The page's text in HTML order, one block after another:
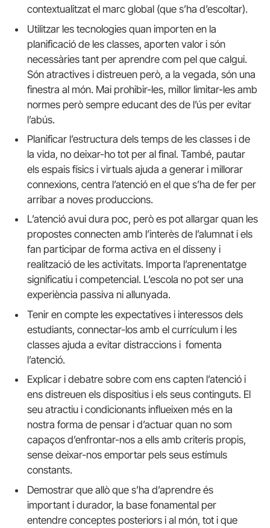
contextualitzat el marc global (que s’ha d’escoltar).
Utilitzar les tecnologies quan importen en la
planificació de les classes, aporten valor i són
necessàries tant per aprendre com pel que calgui.
Són atractives i distreuen però, a la vegada, són una
finestra al món. Mai prohibir-les, millor limitar-les amb
normes però sempre educant des de l’ús per evitar
l’abús.
Planificar l’estructura dels temps de les classes i de
la vida, no deixar-ho tot per al final. També, pautar
els espais físics i virtuals ajuda a generar i millorar
connexions, centra l’atenció en el que s’ha de fer per
arribar a noves produccions.
L’atenció avui dura poc, però es pot allargar quan les
propostes connecten amb l’interès de l’alumnat i els
fan participar de forma activa en el disseny i
realització de les activitats. Importa l’aprenentatge
significatiu i competencial. L’escola no pot ser una
experiència passiva ni allunyada.
Tenir en compte les expectatives i interessos dels
estudiants, connectar-los amb el currículum i les
classes ajuda a evitar distraccions i fomenta
l’atenció.
Explicar i debatre sobre com ens capten l’atenció i
ens distreuen els dispositius i els seus continguts. El
seu atractiu i condicionants influeixen més en la
nostra forma de pensar i d’actuar quan no som
capaços d’enfrontar-nos a ells amb criteris propis,
sense deixar-nos emportar pels seus estímuls
constants.
Demostrar que allò que s’ha d’aprendre és
important i durador, la base fonamental per
entendre conceptes posteriors i al món, tot i que